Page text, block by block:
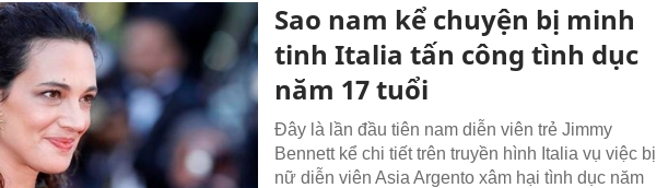
Sao nam kể chuyện bị minh
tinh Italia tấn công tình dục
năm 17 tuổi
Đây là lần đầu tiên nam diễn viên trẻ Jimmy
Bennett kể chi tiết trên truyền hình Italia vụ việc bị
nữ diễn viên Asia Argento xâm hại tình dục năm